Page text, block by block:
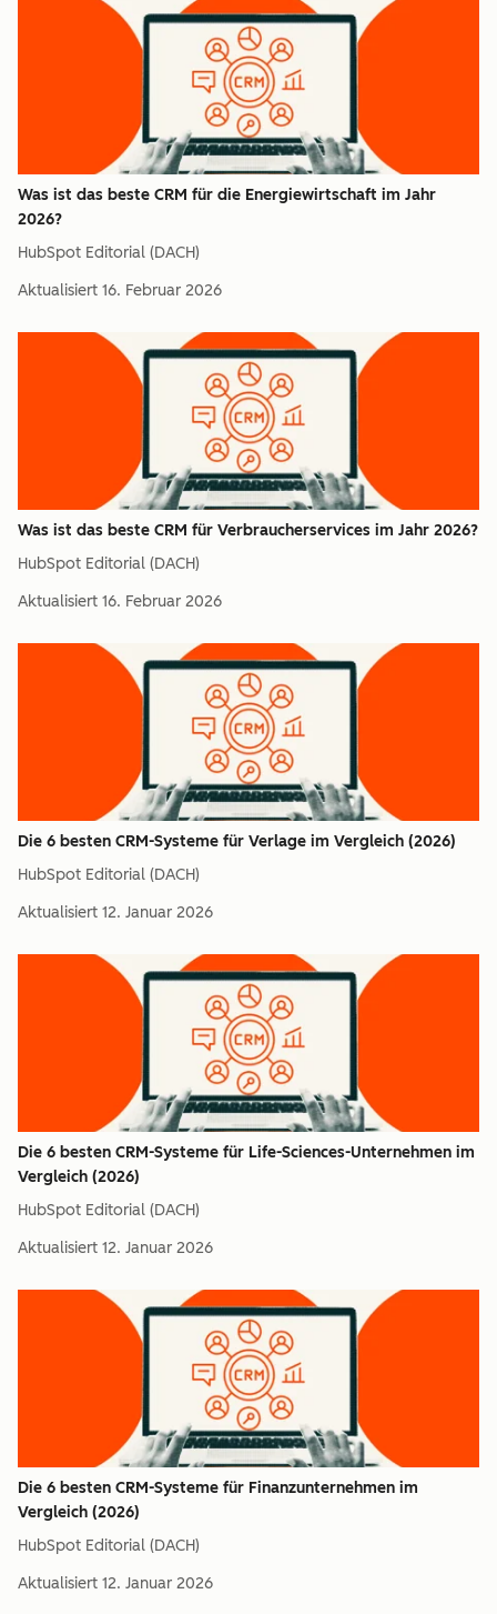
Was ist das beste CRM für die Energiewirtschaft im Jahr
2026?
HubSpot Editorial (DACH)
Aktualisiert 16. Februar 2026
Was ist das beste CRM für Verbraucherservices im Jahr 2026?
HubSpot Editorial (DACH)
Aktualisiert 16. Februar 2026
Die 6 besten CRM-Systeme für Verlage im Vergleich (2026)
HubSpot Editorial (DACH)
Aktualisiert 12. Januar 2026
Die 6 besten CRM-Systeme für Life-Sciences-Unternehmen im
Vergleich (2026)
HubSpot Editorial (DACH)
Aktualisiert 12. Januar 2026
Die 6 besten CRM-Systeme für Finanzunternehmen im
Vergleich (2026)
HubSpot Editorial (DACH)
Aktualisiert 12. Januar 2026